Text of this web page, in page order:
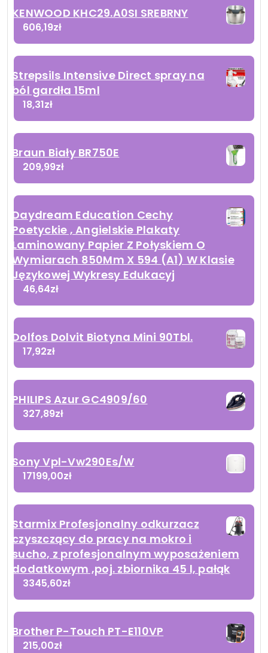
KENWOOD KHC29.A0SI SREBRNY
606,19zł
Strepsils Intensive Direct spray na
ból gardła 15ml
18,31zł
Braun Biały BR750E
209,99zł
Daydream Education Cechy
Poetyckie , Angielskie Plakaty
Laminowany Papier Z Połyskiem O
Wymiarach 850Mm X 594 (A1) W Klasie
Językowej Wykresy Edukacyj
46,64zł
Dolfos Dolvit Biotyna Mini 90Tbl.
17,92zł
PHILIPS Azur GC4909/60
327,89zł
Sony Vpl-Vw290Es/W
17199,00zł
Starmix Profesjonalny odkurzacz
czyszczący do pracy na mokro i
sucho, z profesjonalnym wyposażeniem
dodatkowym ,poj. zbiornika 45 l, pałąk
3345,60zł
Brother P-Touch PT-E110VP
215,00zł